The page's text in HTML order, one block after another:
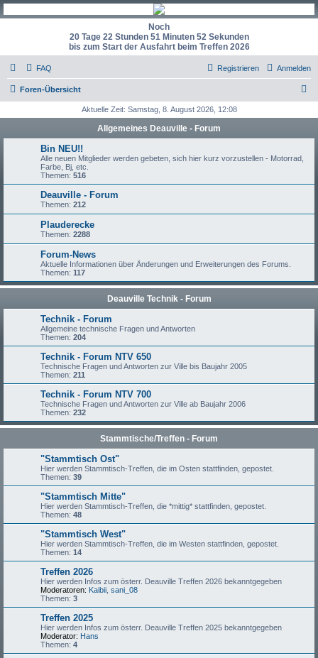
Noch
20 Tage 22 Stunden 51 Minuten 51 Sekunden
bis zum Start der Ausfahrt beim Treffen 2026
FAQ Anmelden
Registrieren
Foren-Übersicht
h
Aktuelle Zeit: Samstag, 8. August 2026, 12:08
Allgemeines Deauville - Forum
Bin NEU!!
Alle neuen Mitglieder werden gebeten, sich hier kurz vorzustellen - Motorrad,
Farbe, Bj, etc.
Themen: 516
Deauville - Forum
Themen: 212
Plauderecke
Themen: 2288
Forum-News
Aktuelle Informationen über Änderungen und Erweiterungen des Forums.
Themen: 117
Deauville Technik - Forum
Technik - Forum
Allgemeine technische Fragen und Antworten
Themen: 204
Technik - Forum NTV 650
Technische Fragen und Antworten zur Ville bis Baujahr 2005
Themen: 211
Technik - Forum NTV 700
Technische Fragen und Antworten zur Ville ab Baujahr 2006
Themen: 232
Stammtische/Treffen - Forum
"Stammtisch Ost"
Hier werden Stammtisch-Treffen, die im Osten stattfinden, gepostet.
Themen: 39
"Stammtisch Mitte"
Hier werden Stammtisch-Treffen, die *mittig* stattfinden, gepostet.
Themen: 48
"Stammtisch West"
Hier werden Stammtisch-Treffen, die im Westen stattfinden, gepostet.
Themen: 14
Treffen 2026
Hier werden Infos zum österr. Deauville Treffen 2026 bekanntgegeben
Moderatoren: Kaibii sani_08
Themen: 3
Treffen 2025
Hier werden Infos zum österr. Deauville Treffen 2025 bekanntgegeben
Moderator: Hans
Themen: 4